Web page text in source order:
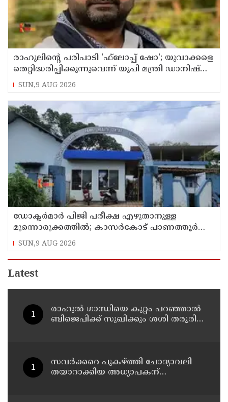
രാഹുലിന്റെ പരിപാടി 'ഫ്‌ലോപ്പ് ഷോ'; യുവാക്കളെ
തെറ്റിദ്ധരിപ്പിക്കുന്നുവെന്ന് യുപി മന്ത്രി ഡാനിഷ്
അന്‍സാരി
SUN,9 AUG 2026
ഡോക്ടര്‍മാര്‍ പിജി പരീക്ഷ എഴുതാനുള്ള
മുന്നൊരുക്കത്തില്‍; കാസര്‍കോട് പാണത്തൂര്‍
കുടുംബാരോഗ്യ കേന്ദ്രം അടച്ചുപൂട്ടി
SUN,9 AUG 2026
Latest
രാഹുല്‍ ഗാന്ധിയെ കുറ്റം പറഞ്ഞാല്‍
ബിജെപിക്ക് സുഖിക്കും ശശി തരൂരിന്
സവര്‍ക്കറെ പുകഴ്ത്തി ചോദ്യാവലി
തയാറാക്കിയ അധ്യാപകന്